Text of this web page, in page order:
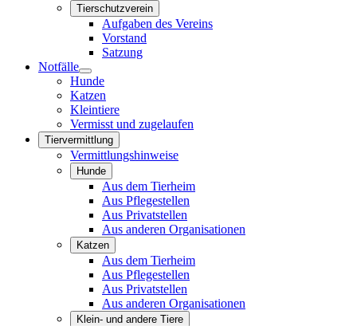
Tierschutzverein
Aufgaben des Vereins
Vorstand
Satzung
Notfälle
Hunde
Katzen
Kleintiere
Vermisst und zugelaufen
Tiervermittlung
Vermittlungshinweise
Hunde
Aus dem Tierheim
Aus Pflegestellen
Aus Privatstellen
Aus anderen Organisationen
Katzen
Aus dem Tierheim
Aus Pflegestellen
Aus Privatstellen
Aus anderen Organisationen
Klein- und andere Tiere